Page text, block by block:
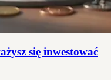
się inwestować